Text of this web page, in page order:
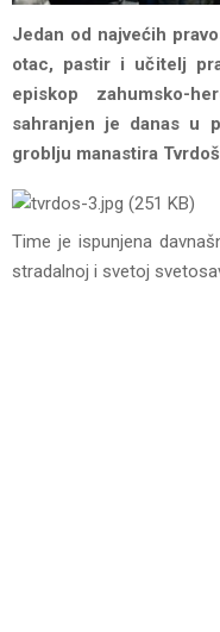
Jedan od najvećih
otac, pastir i učitelj
episkop zahumsko-
sahranjen je danas u
groblju manastira Tvrdoš
Time je ispunjena
stradalnoj i svetoj